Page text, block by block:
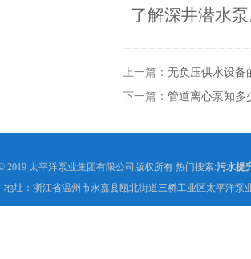
了解深井潜水
上一篇： 无负压供水设备
下一篇： 管道离心泵知多
2019 太平洋泵业集团有限公司版权所有 热门搜索:污水提
地址：浙江省温州市永嘉县瓯北街道三桥工业区太平洋泵